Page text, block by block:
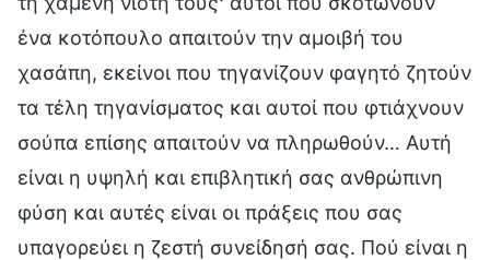
ένα κοτόπουλο απαιτούν την αμοιβή του
χασάπη, εκείνοι που τηγανίζουν φαγητό ζητούν
τα τέλη τηγανίσματος και αυτοί που φτιάχνουν
σούπα επίσης απαιτούν να πληρωθούν… Αυτή
είναι η υψηλή και επιβλητική σας ανθρώπινη
φύση και αυτές είναι οι πράξεις που σας
υπαγορεύει η ζεστή συνείδησή σας. Πού είναι η